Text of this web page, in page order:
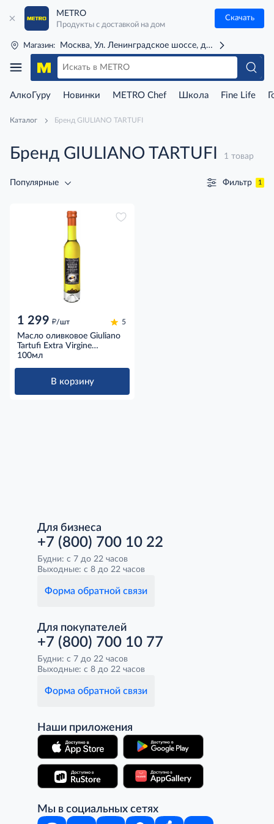
METRO
Продукты с доставкой на дом
Скачать
Магазин: Москва, Ул. Ленинградское шоссе, д. 71Г (м. Речной
АлкоГуру Новинки METRO Chef Школа Fine Life
Каталог Бренд GIULIANO TARTUFI
Бренд GIULIANO TARTUFI 1 товар
Популярные Фильтр 1
1 299 д/шт 5
Масло оливковое Giuliano
Tartufi Extra Virgine
Бьянкетто
100мл
В корзину
Для бизнеса
+7 (800) 700 10 22
Будни: с 7 до 22 часов
Выходные: с 8 до 22 часов
Форма обратной связи
Для покупателей
+7 (800) 700 10 77
Будни: с 7 до 22 часов
Выходные: с 8 до 22 часов
Форма обратной связи
Наши приложения
Мы в социальных сетях